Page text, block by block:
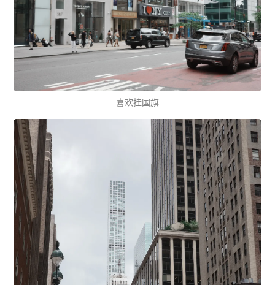
喜欢挂国旗